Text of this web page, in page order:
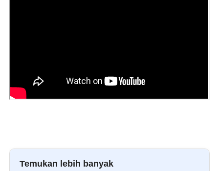
Temukan lebih banyak